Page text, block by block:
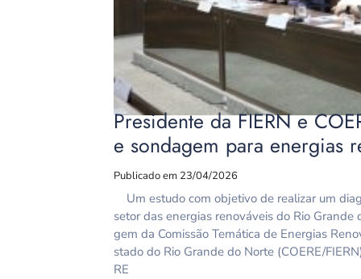
Presidente da FIERN e
e sondagem para energias
Publicado em 23/04/2026
Um estudo com objetivo de realizar um
setor das energias renováveis do Rio Grande
gem da Comissão Temática de Energias
stado do Rio Grande do Norte (COERE/
RE